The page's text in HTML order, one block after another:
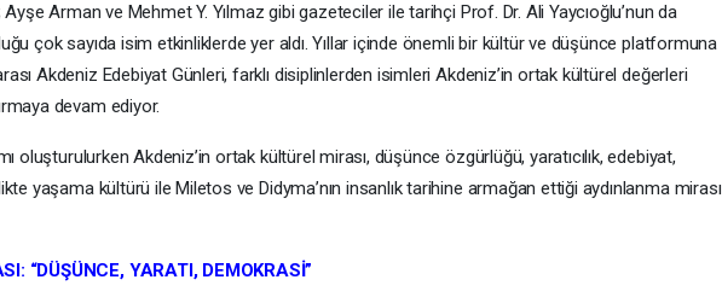
Arman ve Mehmet Y. Yılmaz gibi gazeteciler ile tarihçi Prof. Dr. Ali Yaycıoğlu’nun da
çok sayıda isim etkinliklerde yer aldı. Yıllar içinde önemli bir kültür ve düşünce platformuna
Akdeniz Edebiyat Günleri, farklı disiplinlerden isimleri Akdeniz’in ortak kültürel değerleri
devam ediyor.
oluşturulurken Akdeniz’in ortak kültürel mirası, düşünce özgürlüğü, yaratıcılık, edebiyat,
yaşama kültürü ile Miletos ve Didyma’nın insanlık tarihine armağan ettiği aydınlanma mirası
“DÜŞÜNCE, YARATI, DEMOKRASİ”